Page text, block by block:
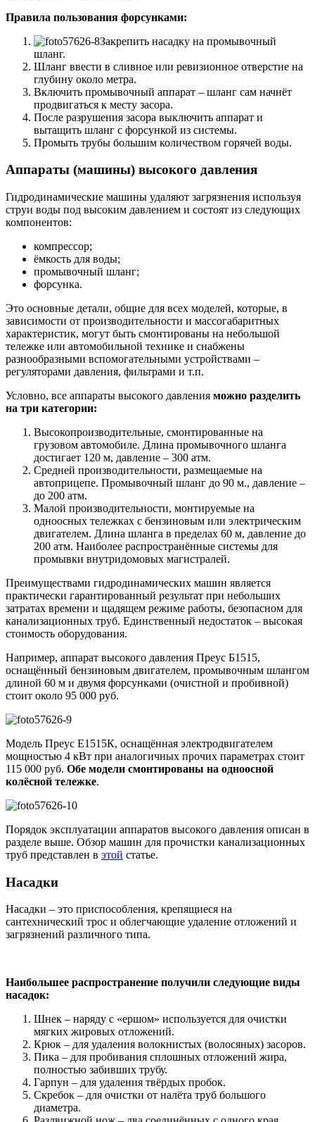
Правила пользования форсунками:
Закрепить насадку на промывочный
шланг.
Шланг ввести в сливное или ревизионное отверстие на
глубину около метра.
Включить промывочный аппарат – шланг сам начнёт
продвигаться к месту засора.
После разрушения засора выключить аппарат и
вытащить шланг с форсункой из системы.
Промыть трубы большим количеством горячей воды.
Аппараты (машины) высокого давления
Гидродинамические машины удаляют загрязнения используя
струи воды под высоким давлением и состоят из следующих
компонентов:
компрессор;
ёмкость для воды;
промывочный шланг;
форсунка.
Это основные детали, общие для всех моделей, которые, в
зависимости от производительности и массогабаритных
характеристик, могут быть смонтированы на небольшой
тележке или автомобильной технике и снабжены
разнообразными вспомогательными устройствами –
регуляторами давления, фильтрами и т.п.
Условно, все аппараты высокого давления можно разделить
на три категории:
Высокопроизводительные, смонтированные на
грузовом автомобиле. Длина промывочного шланга
достигает 120 м, давление – 300 атм.
Средней производительности, размещаемые на
автоприцепе. Промывочный шланг до 90 м., давление –
до 200 атм.
Малой производительности, монтируемые на
одноосных тележках с бензиновым или электрическим
двигателем. Длина шланга в пределах 60 м, давление до
200 атм. Наиболее распространённые системы для
промывки внутридомовых магистралей.
Преимуществами гидродинамических машин является
практически гарантированный результат при небольших
затратах времени и щадящем режиме работы, безопасном для
канализационных труб. Единственный недостаток – высокая
стоимость оборудования.
Например, аппарат высокого давления Преус Б1515,
оснащённый бензиновым двигателем, промывочным шлангом
длиной 60 м и двумя форсунками (очистной и пробивной)
стоит около 95 000 руб.
Модель Преус Е1515К, оснащённая электродвигателем
мощностью 4 кВт при аналогичных прочих параметрах стоит
115 000 руб. Обе модели смонтированы на одноосной
колёсной тележке.
Порядок эксплуатации аппаратов высокого давления описан в
разделе выше. Обзор машин для прочистки канализационных
труб представлен в этой статье.
Насадки
Насадки – это приспособления, крепящиеся на
сантехнический трос и облегчающие удаление отложений и
загрязнений различного типа.
Наибольшее распространение получили следующие виды
насадок:
Шнек – наряду с «ершом» используется для очистки
мягких жировых отложений.
Крюк – для удаления волокнистых (волосяных) засоров.
Пика – для пробивания сплошных отложений жира,
полностью забивших трубу.
Гарпун – для удаления твёрдых пробок.
Скребок – для очистки от налёта труб большого
диаметра.